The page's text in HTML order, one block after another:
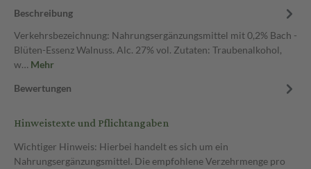
Beschreibung
Verkehrsbezeichnung: Nahrungsergänzungsmittel mit 0,2% Bach -
Blüten-Essenz Walnuss. Alc. 27% vol. Zutaten: Traubenalkohol,
w… Mehr
Bewertungen
Hinweistexte und Pflichtangaben
Wichtiger Hinweis: Hierbei handelt es sich um ein
Nahrungsergänzungsmittel. Die empfohlene Verzehrmenge pro